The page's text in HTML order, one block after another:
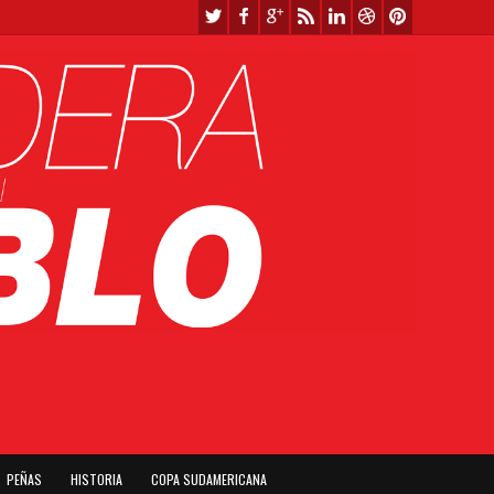
PEÑAS HISTORIA COPA SUDAMERICANA